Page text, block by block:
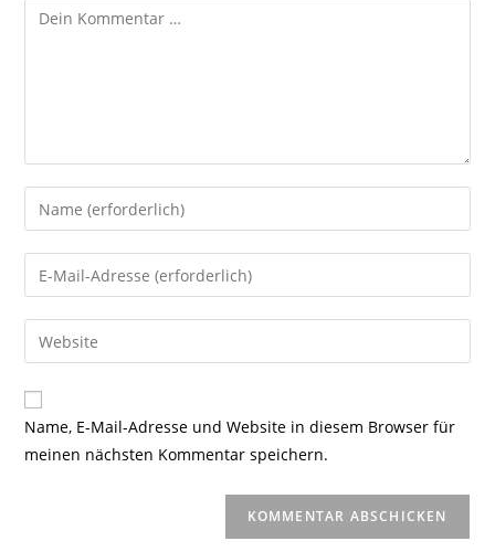
Kommentar
Gib
deinen
Namen
oder
zum
Kommentieren
ein
Gib
deine
E-
Mail-
zum
Kommentieren
ein
Gib
deine
Website-
URL
Name, E-Mail-Adresse und Website in diesem Browser für
meinen nächsten Kommentar speichern.